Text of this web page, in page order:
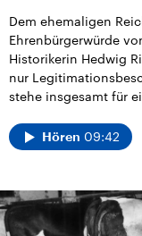
Dem ehemaligen
Ehrenbürgerwürde
Historikerin Hedwig
nur
stehe insgesamt für
Hören 09:42